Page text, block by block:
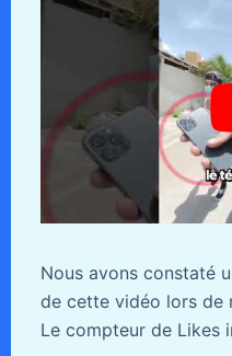
Nous avons constaté
de cette vidéo lors de
Le compteur de Likes